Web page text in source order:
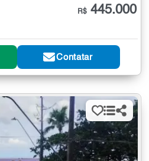
R$ 445.000
Contatar